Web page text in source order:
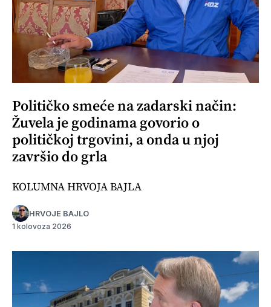
Političko smeće na zadarski način:
Žuvela je godinama govorio o
političkoj trgovini, a onda u njoj
završio do grla
KOLUMNA HRVOJA BAJLA
HRVOJE BAJLO
1 kolovoza 2026